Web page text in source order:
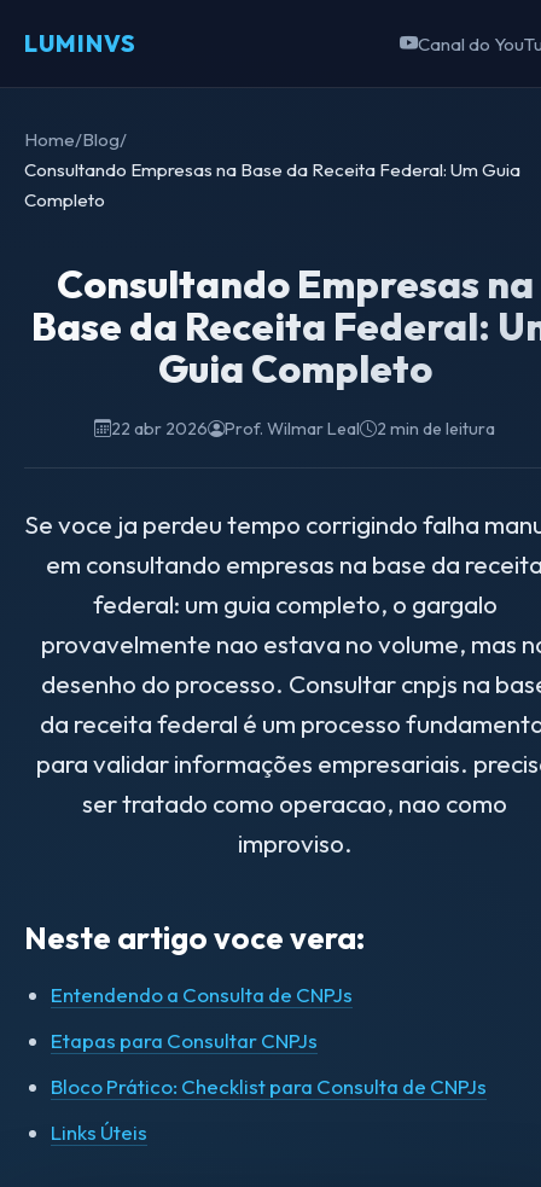
LUMINVS Canal do
Home/Blog/
Consultando Empresas na Base da Receita Federal: Um Guia
Completo
Consultando Empresas na
Base da Receita Federal:
Guia Completo
22 abr 2026 Prof. Wilmar Leal 2 min de leitura
Se voce ja perdeu tempo corrigindo falha
em consultando empresas na base da
federal: um guia completo, o gargalo
provavelmente nao estava no volume, mas
desenho do processo. Consultar cnpjs na
da receita federal é um processo
para validar informações empresariais.
ser tratado como operacao, nao como
improviso.
Neste artigo voce vera:
Entendendo a Consulta de CNPJs
Etapas para Consultar CNPJs
Bloco Prático: Checklist para Consulta de CNPJs
Links Úteis